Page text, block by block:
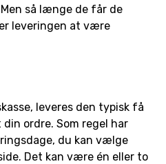
så længe de får de
leveringen at være
leveres den typisk få
ordre. Som regel har
du kan vælge
Det kan være én eller to